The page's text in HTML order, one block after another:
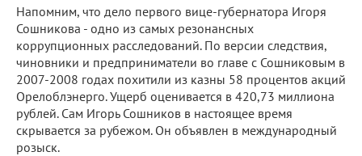
Напомним, что дело первого вице-губернатора Игоря
Сошникова - одно из самых резонансных
коррупционных расследований. По версии следствия,
чиновники и предприниматели во главе с Сошниковым в
2007-2008 годах похитили из казны 58 процентов акций
Орелоблэнерго. Ущерб оценивается в 420,73 миллиона
рублей. Сам Игорь Сошников в настоящее время
скрывается за рубежом. Он объявлен в международный
розыск.